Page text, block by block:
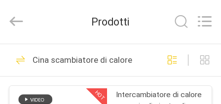
CASA
PRODOTTI
Reserved.
unità condensatrice
refrigerazione
118
Prodotti
Cina scambiatore di calore
HOT
Intercambiatore di calore